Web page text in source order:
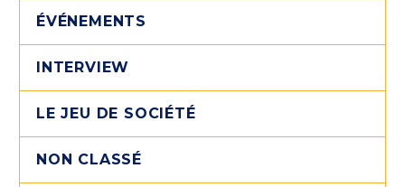
ÉVÉNEMENTS
INTERVIEW
LE JEU DE SOCIÉTÉ
NON CLASSÉ